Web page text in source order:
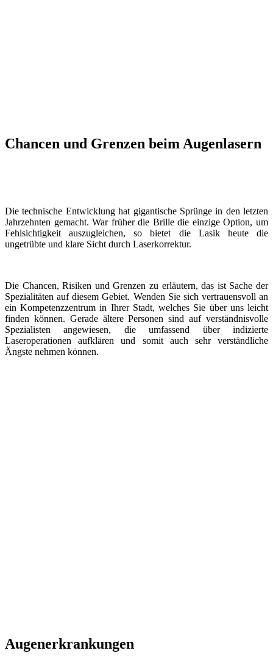
Chancen und Grenzen beim Augenlasern
Die technische Entwicklung hat gigantische Sprünge in den letzten
Jahrzehnten gemacht. War früher die Brille die einzige Option, um
Fehlsichtigkeit auszugleichen, so bietet die Lasik heute die
ungetrübte und klare Sicht durch Laserkorrektur.
Die Chancen, Risiken und Grenzen zu erläutern, das ist Sache der
Spezialitäten auf diesem Gebiet. Wenden Sie sich vertrauensvoll an
ein Kompetenzzentrum in Ihrer Stadt, welches Sie über uns leicht
finden können. Gerade ältere Personen sind auf verständnisvolle
Spezialisten angewiesen, die umfassend über indizierte
Laseroperationen aufklären und somit auch sehr verständliche
Ängste nehmen können.
Augenerkrankungen